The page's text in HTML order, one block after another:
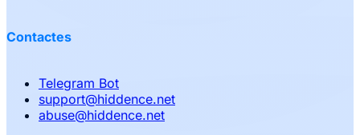
Contactes
Telegram Bot
support@hiddence.net
abuse@hiddence.net